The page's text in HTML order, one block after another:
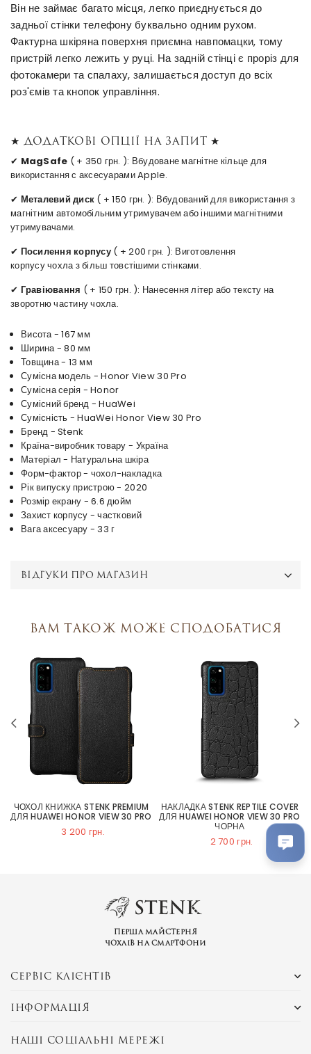
Він не займає багато місця, легко приєднується до
задньої стінки телефону буквально одним рухом.
Фактурна шкіряна поверхня приємна навпомацки, тому
пристрій легко лежить у руці. На задній стінці є проріз для
фотокамери та спалаху, залишається доступ до всіх
роз'ємів та кнопок управління.
★ Додаткові опції на запит ★
✔ MagSafe ( + 350 грн. ): Вбудоване магнітне кільце для
використання с аксесуарами Apple.
✔ Металевий диск ( + 150 грн. ): Вбудований для використання з
магнітним автомобільним утримувачем або іншими магнітними
утримувачами.
✔ Посилення корпусу ( + 200 грн. ): Виготовлення
корпусу чохла з більш товстішими стінками.
✔ Гравіювання ( + 150 грн. ): Нанесення літер або тексту на
зворотню частину чохла.
Висота - 167 мм
Ширина - 80 мм
Товщина - 13 мм
Сумісна модель - Honor View 30 Pro
Сумісна серія - Honor
Сумісний бренд - HuaWei
Сумісність - HuaWei Honor View 30 Pro
Бренд - Stenk
Країна-виробник товару - Україна
Матеріал - Натуральна шкіра
Форм-фактор - чохол-накладка
Рік випуску пристрою - 2020
Розмір екрану - 6.6 дюйм
Захист корпусу - частковий
Вага аксесуару - 33 г
ВІДГУКИ ПРО МАГАЗИН
Вам також може сподобатися
ЧОХОЛ КНИЖКА STENK PREMIUM
ДЛЯ HUAWEI HONOR VIEW 30 PRO
3 200 грн.
НАКЛАДКА STENK REPTILE COVER
ДЛЯ HUAWEI HONOR VIEW 30 PRO
ЧОРНА
2 700 грн.
Перша майстерня
чохлів на смартфони
СЕРВІС КЛІЄНТІВ
ІНФОРМАЦІЯ
НАШІ СОЦІАЛЬНІ МЕРЕЖІ